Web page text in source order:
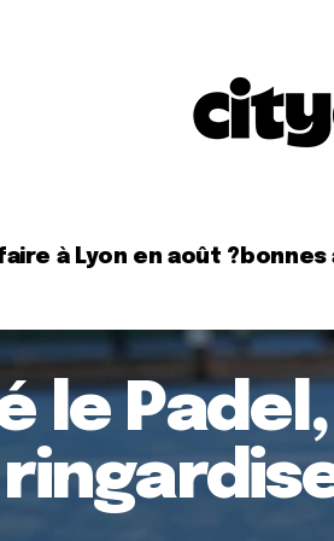
à Lyon en août ? bonnes
le